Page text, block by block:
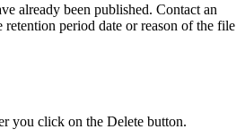
already been published. Contact an
retention period date or reason of the file
you click on the Delete button.